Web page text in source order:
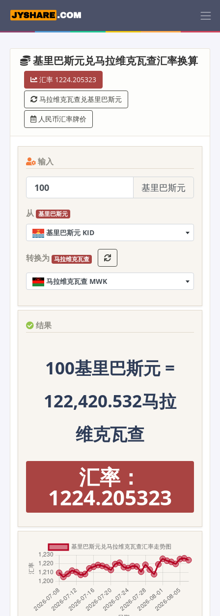
基里巴斯元兑马拉维克瓦查汇率换算
汇率 1224.205323
马拉维克瓦查兑基里巴斯元
人民币汇率牌价
输入
基里巴斯元
从 基里巴斯元
基里巴斯元 KID
转换为 马拉维克瓦查
马拉维克瓦查 MWK
结果
100基里巴斯元 =
122,420.532马拉
维克瓦查
汇率：
1224.205323